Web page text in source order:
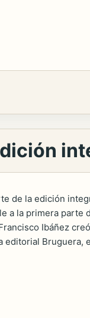
de la edición
a la primera parte
Ibáñez
editorial